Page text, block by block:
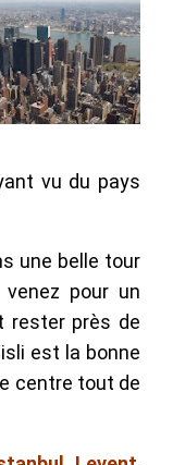
vu du pays
une belle tour
pour un
rester près de
est la bonne
centre tout de